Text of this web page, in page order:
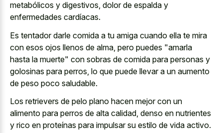
metabólicos y digestivos, dolor de espalda y
enfermedades cardíacas.
Es tentador darle comida a tu amiga cuando ella te mira
con esos ojos llenos de alma, pero puedes "amarla
hasta la muerte" con sobras de comida para personas y
golosinas para perros, lo que puede llevar a un aumento
de peso poco saludable.
Los retrievers de pelo plano hacen mejor con un
alimento para perros de alta calidad, denso en nutrientes
y rico en proteínas para impulsar su estilo de vida activo.